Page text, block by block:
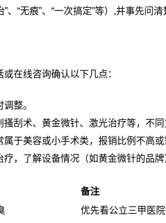
“无痕”、“一次搞定”等）,并事先问清
在线咨询确认以下几点：
整。
刮术、黄金微针、激光治疗等，不
属于美容或小手术类，报销比例不高
疗，了解设备情况（如黄金微针的品牌
备注
优先看公立三甲医